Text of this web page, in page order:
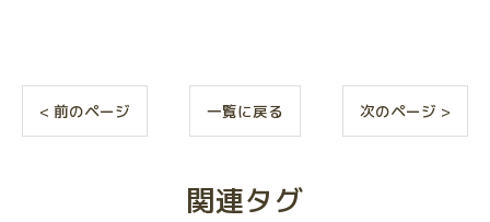
< 前のページ 一覧に戻る 次のページ >
関連タグ